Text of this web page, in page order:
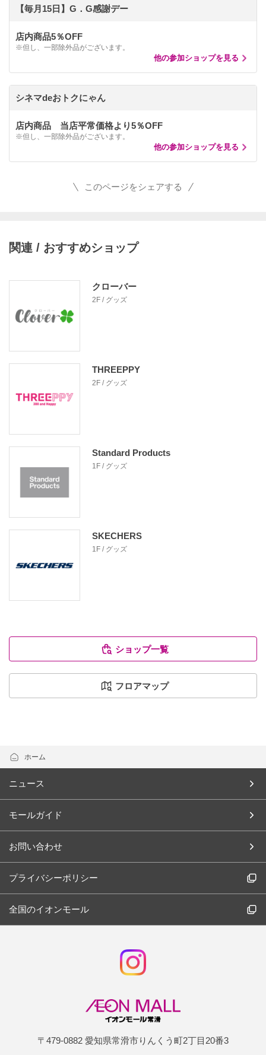
【毎月15日】G．G感謝デー
店内商品5％OFF
※但し、一部除外品がございます。
他の参加ショップを見る
シネマdeおトクにゃん
店内商品 当店平常価格より5％OFF
※但し、一部除外品がございます。
他の参加ショップを見る
このページをシェアする
関連 / おすすめショップ
クローバー
2F / グッズ
THREEPPY
2F / グッズ
Standard Products
1F / グッズ
SKECHERS
1F / グッズ
ショップ一覧
フロアマップ
ホーム
ニュース
モールガイド
お問い合わせ
プライバシーポリシー
全国のイオンモール
〒479-0882 愛知県常滑市りんくう町2丁目20番3